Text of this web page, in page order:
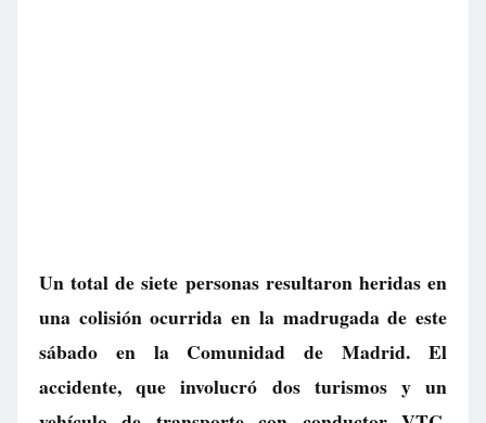
Un total de siete personas resultaron heridas en
una colisión ocurrida en la madrugada de este
sábado en la Comunidad de Madrid. El
accidente, que involucró dos turismos y un